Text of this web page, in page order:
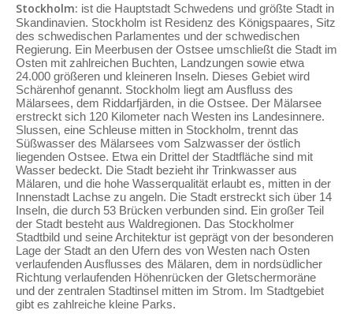
Stockholm: ist die Hauptstadt Schwedens und größte Stadt in
Skandinavien. Stockholm ist Residenz des Königspaares, Sitz
des schwedischen Parlamentes und der schwedischen
Regierung. Ein Meerbusen der Ostsee umschließt die Stadt im
Osten mit zahlreichen Buchten, Landzungen sowie etwa
24.000 größeren und kleineren Inseln. Dieses Gebiet wird
Schärenhof genannt. Stockholm liegt am Ausfluss des
Mälarsees, dem Riddarfjärden, in die Ostsee. Der Mälarsee
erstreckt sich 120 Kilometer nach Westen ins Landesinnere.
Slussen, eine Schleuse mitten in Stockholm, trennt das
Süßwasser des Mälarsees vom Salzwasser der östlich
liegenden Ostsee. Etwa ein Drittel der Stadtfläche sind mit
Wasser bedeckt. Die Stadt bezieht ihr Trinkwasser aus
Mälaren, und die hohe Wasserqualität erlaubt es, mitten in der
Innenstadt Lachse zu angeln. Die Stadt erstreckt sich über 14
Inseln, die durch 53 Brücken verbunden sind. Ein großer Teil
der Stadt besteht aus Waldregionen. Das Stockholmer
Stadtbild und seine Architektur ist geprägt von der besonderen
Lage der Stadt an den Ufern des von Westen nach Osten
verlaufenden Ausflusses des Mälaren, dem in nordsüdlicher
Richtung verlaufenden Höhenrücken der Gletschermoräne
und der zentralen Stadtinsel mitten im Strom. Im Stadtgebiet
gibt es zahlreiche kleine Parks.